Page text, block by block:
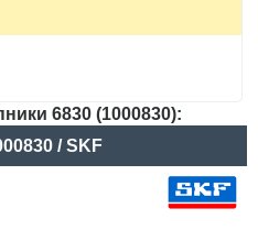
6830 (1000830):
/ SKF